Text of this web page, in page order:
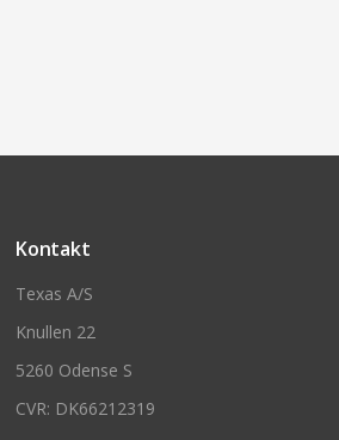
Kontakt
Texas A/S
Knullen 22
5260 Odense S
CVR: DK66212319